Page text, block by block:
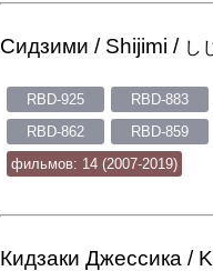
Сидзими / Shijimi / し
RBD-925 RBD-883
RBD-862
RBD-859
фильмов: 14 (2007-2019)
Кидзаки Джессика /